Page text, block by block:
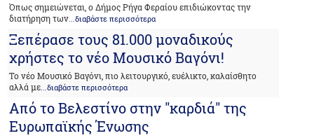
Όπως σημειώνεται, ο Δήμος Ρήγα Φεραίου επιδιώκοντας την
διατήρηση των ...διαβάστε περισσότερα
Ξεπέρασε τους 81.000 μοναδικούς
χρήστες το νέο Μουσικό Βαγόνι!
Το νέο Μουσικό Βαγόνι, πιο λειτουργικό, ευέλικτο, καλαίσθητο
αλλά με...διαβάστε περισσότερα
Από το Βελεστίνο στην "καρδιά" της
Ευρωπαϊκής Ένωσης